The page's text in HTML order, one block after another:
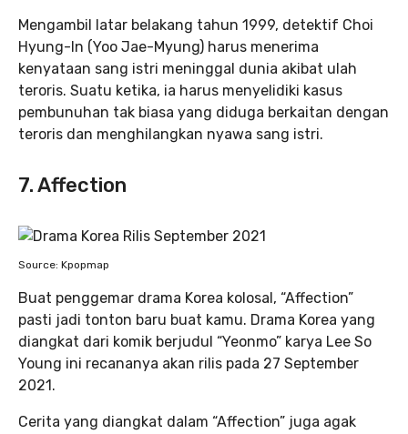
Mengambil latar belakang tahun 1999, detektif Choi
Hyung-In (Yoo Jae-Myung) harus menerima
kenyataan sang istri meninggal dunia akibat ulah
teroris. Suatu ketika, ia harus menyelidiki kasus
pembunuhan tak biasa yang diduga berkaitan dengan
teroris dan menghilangkan nyawa sang istri.
7. Affection
Source: Kpopmap
Buat penggemar drama Korea kolosal, “Affection”
pasti jadi tonton baru buat kamu. Drama Korea yang
diangkat dari komik berjudul “Yeonmo” karya Lee So
Young ini recananya akan rilis pada 27 September
2021.
Cerita yang diangkat dalam “Affection” juga agak